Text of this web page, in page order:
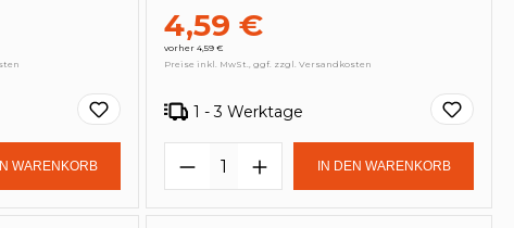
ein oder benutze die Schaltflächen
Gib den gewünschten Wert ein
WARENKORB
4,59 €
vorher 4,59 €
Preise inkl. MwSt., ggf. zzgl. Versandkosten
1 - 3 Werktage
Produkt Anzahl: Gib den
IN DEN WARENKORB